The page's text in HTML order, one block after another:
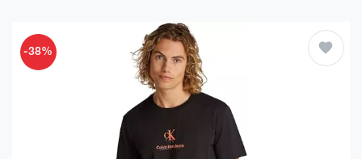
Accessoires
SALE
-38%